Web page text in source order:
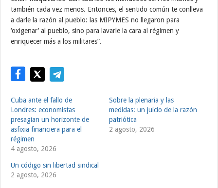
también cada vez menos. Entonces, el sentido común te conlleva
a darle la razón al pueblo: las MIPYMES no llegaron para
‘oxigenar’ al pueblo, sino para lavarle la cara al régimen y
enriquecer más a los militares”.
Cuba ante el fallo de
Londres: economistas
presagian un horizonte de
asfixia financiera para el
régimen
4 agosto, 2026
Sobre la plenaria y las
medidas: un juicio de la razón
patriótica
2 agosto, 2026
Un código sin libertad sindical
2 agosto, 2026